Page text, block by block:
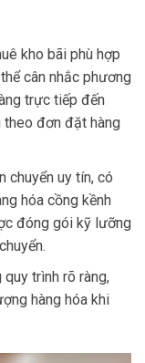
kho bãi phù hợp
cân nhắc phương
trực tiếp đến
theo đơn đặt hàng
chuyển uy tín, có
hóa cồng kềnh
đóng gói kỹ lưỡng
trình rõ ràng,
hàng hóa khi